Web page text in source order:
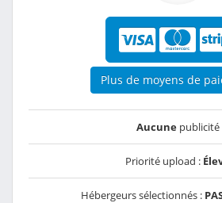
Plus de moyens de
Aucunepublicité
Priorité upload :
Hébergeurs sélectionnés :